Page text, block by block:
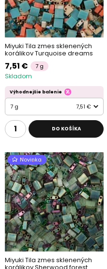
Miyuki Tila zmes sklenených
korálikov Turquoise dreams
7,51 € 7 g
Skladom
Výhodnejšie balenie
7 g 7,51 €
DO KOŠÍKA
Novinka
Miyuki Tila zmes sklenených